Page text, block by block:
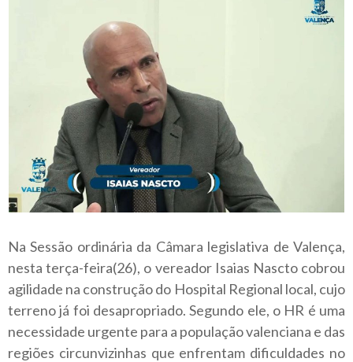
Na Sessão ordinária da Câmara legislativa de Valença,
nesta terça-feira(26), o vereador Isaias Nascto cobrou
agilidade na construção do Hospital Regional local, cujo
terreno já foi desapropriado. Segundo ele, o HR é uma
necessidade urgente para a população valenciana e das
regiões circunvizinhas que enfrentam dificuldades no